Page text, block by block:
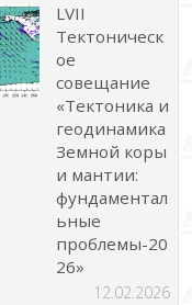
LVII
Тектоническ
ое
совещание
«Тектоника и
геодинамика
Земной коры
и мантии:
фундаментал
ьные
проблемы-20
26»
12.02.2026